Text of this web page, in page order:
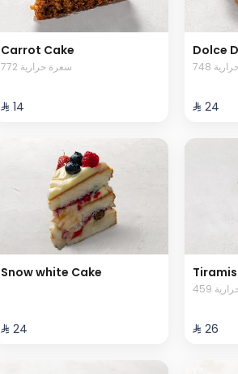
Carrot Cake
772 سعرة حرارية
⁨⁦‪‬ 14⁩
Dolce
⁨⁦‪‬ 24⁩
Snow white Cake
⁨⁦‪‬ 24⁩ ⁨⁦‪‬ 26⁩